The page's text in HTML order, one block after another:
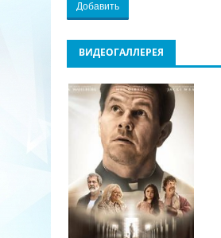
Добавить
ВИДЕОГАЛЛЕРЕЯ